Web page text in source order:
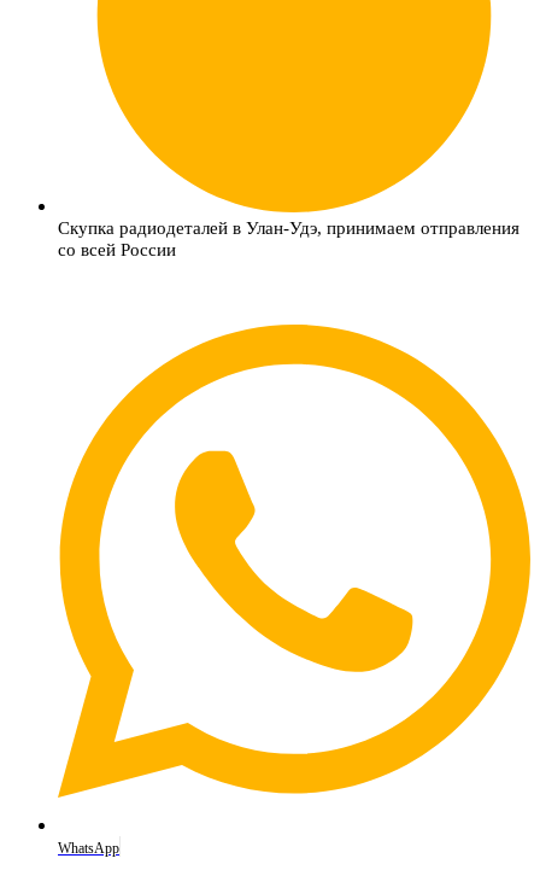
Скупка радиодеталей в Улан-Удэ, принимаем отправления
со всей России
WhatsApp